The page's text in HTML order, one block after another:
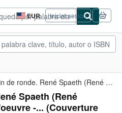
EUR
Preferencias
de
compra
del
Iniciar sesión
Le chemin de ronde. René Spaeth (René d'Alsace) : l'homme - ...
Spaeth (René
-... (Couverture